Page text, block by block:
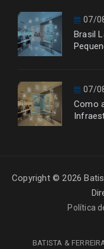
07/
Brasil
07/
Como
Copyright © 2026
Política
BATISTA &